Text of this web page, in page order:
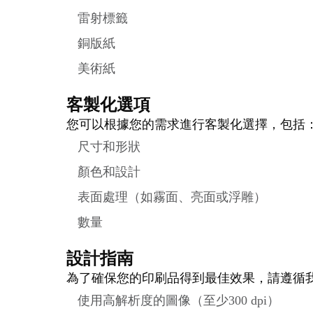
雷射標籤
銅版紙
美術紙
客製化選項
您可以根據您的需求進行客製化選擇，包括：
尺寸和形狀
顏色和設計
表面處理（如霧面、亮面或浮雕）
數量
設計指南
為了確保您的印刷品得到最佳效果，請遵循
使用高解析度的圖像（至少300 dpi）